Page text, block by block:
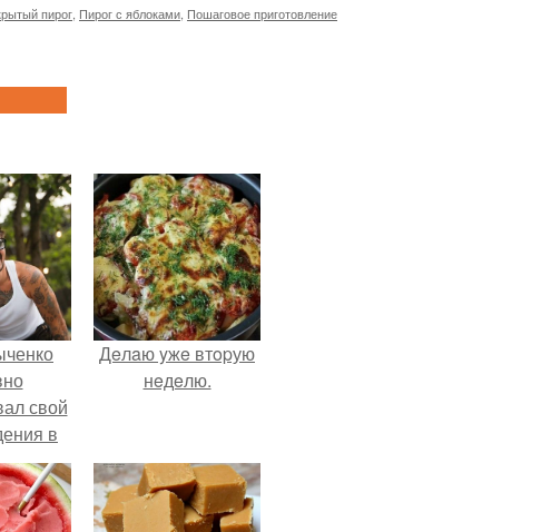
пирог Пирог с яблоками Пошаговое приготовление
свой
в
Дeлaю yжe втopую
нeдeлю.